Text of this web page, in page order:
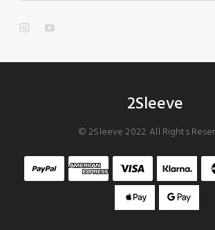
2Sleeve
© 2Sleeve 2022. All Rights